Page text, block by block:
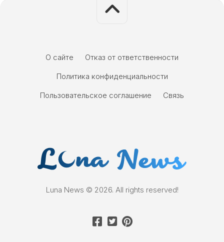
О сайте
Отказ от ответственности
Политика конфиденциальности
Пользовательское соглашение
Связь
Luna News © 2026. All rights reserved!